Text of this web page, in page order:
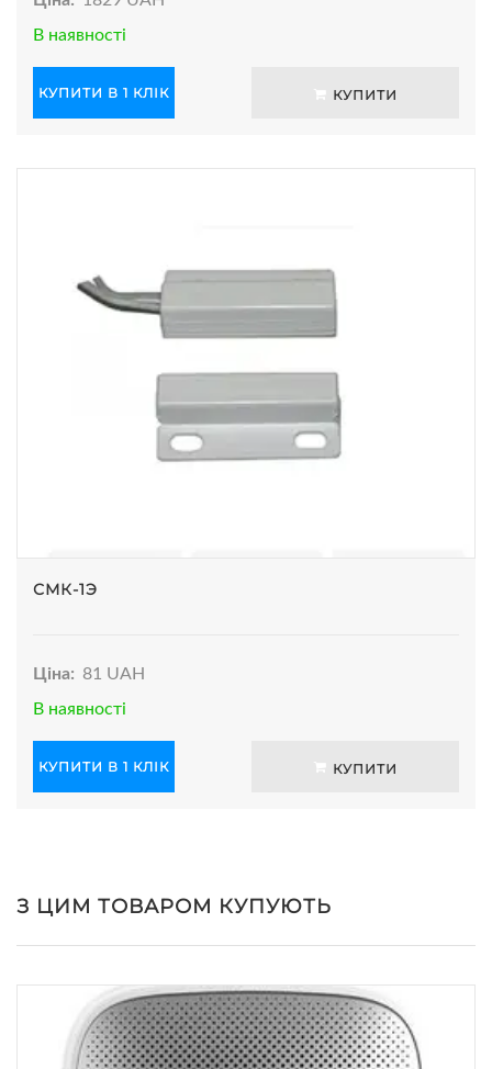
В наявності
КУПИТИ В 1 КЛІК КУПИТИ
СМК-1Э
Ціна: 81 UAH
В наявності
КУПИТИ В 1 КЛІК КУПИТИ
З ЦИМ ТОВАРОМ КУПУЮТЬ